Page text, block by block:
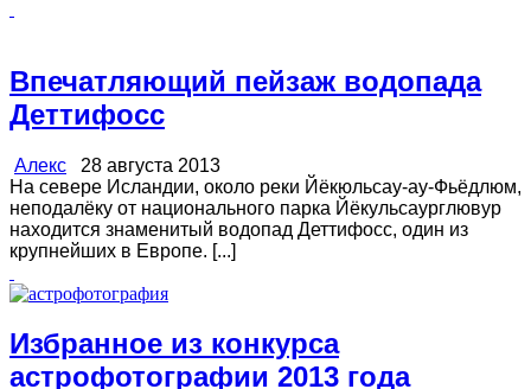
Впечатляющий пейзаж водопада
Деттифосс
Алекс 28 августа 2013
На севере Исландии, около реки Йёкюльсау-ау-Фьёдлюм,
неподалёку от национального парка Йёкульсаурглювур
находится знаменитый водопад Деттифосс, один из
крупнейших в Европе. [...]
Избранное из конкурса
астрофотографии 2013 года